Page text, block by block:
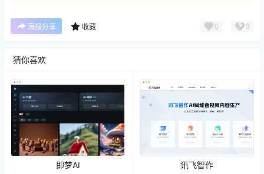
海报分享 收藏 0 0
猜你喜欢
即梦AI 讯飞智作